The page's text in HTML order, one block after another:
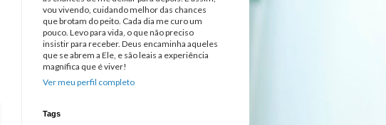
vou vivendo, cuidando melhor das chances
que brotam do peito. Cada dia me curo um
pouco. Levo para vida, o que não preciso
insistir para receber. Deus encaminha aqueles
que se abrem a Ele, e são leais a experiência
magnífica que é viver!
Ver meu perfil completo
Tags